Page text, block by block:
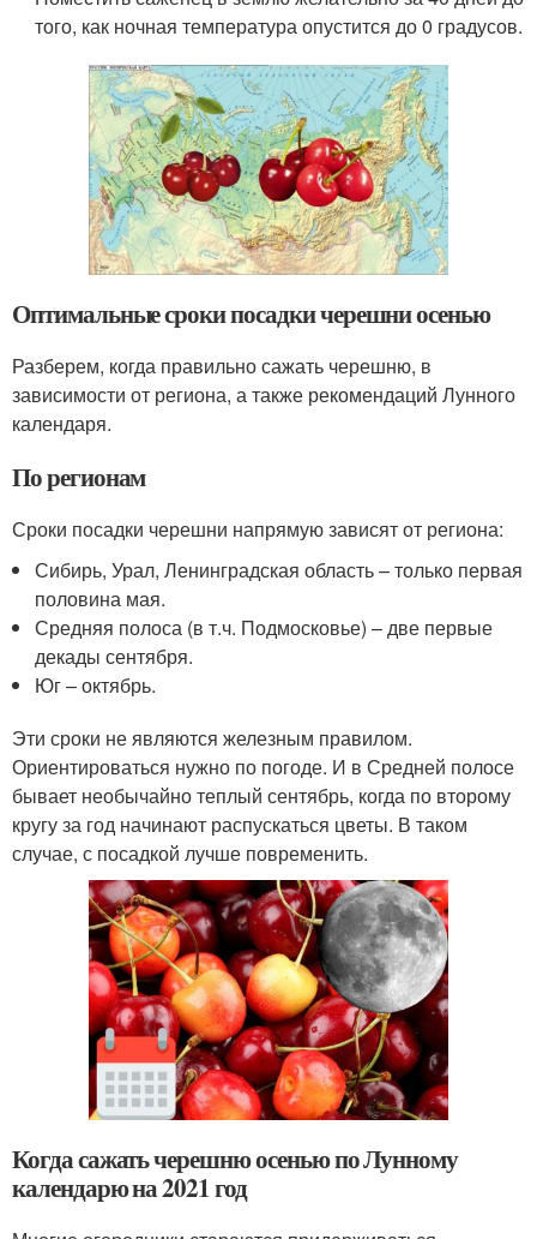
того, как ночная температура опустится до 0 градусов.
Оптимальные сроки посадки черешни осенью
Разберем, когда правильно сажать черешню, в
зависимости от региона, а также рекомендаций Лунного
календаря.
По регионам
Сроки посадки черешни напрямую зависят от региона:
Сибирь, Урал, Ленинградская область – только первая
половина мая.
Средняя полоса (в т.ч. Подмосковье) – две первые
декады сентября.
Юг – октябрь.
Эти сроки не являются железным правилом.
Ориентироваться нужно по погоде. И в Средней полосе
бывает необычайно теплый сентябрь, когда по второму
кругу за год начинают распускаться цветы. В таком
случае, с посадкой лучше повременить.
Когда сажать черешню осенью по Лунному
календарю на 2021 год